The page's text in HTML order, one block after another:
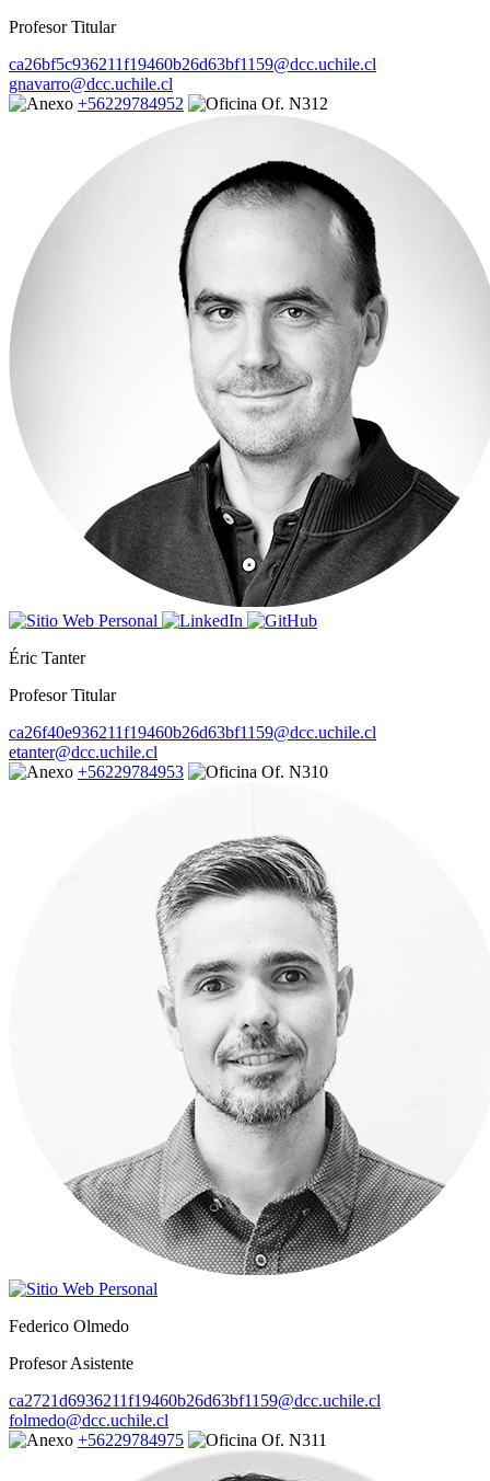
Profesor Titular
ca26bf5c936211f19460b26d63bf1159@dcc.uchile.cl
gnavarro@dcc.uchile.cl
+56229784952
Of. N312
Éric Tanter
Profesor Titular
ca26f40e936211f19460b26d63bf1159@dcc.uchile.cl
etanter@dcc.uchile.cl
+56229784953
Of. N310
Federico Olmedo
Profesor Asistente
ca2721d6936211f19460b26d63bf1159@dcc.uchile.cl
folmedo@dcc.uchile.cl
+56229784975
Of. N311